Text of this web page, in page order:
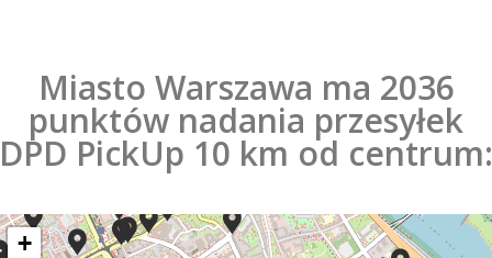
Miasto Warszawa ma 2036
punktów nadania przesyłek
DPD PickUp 10 km od centrum:
+